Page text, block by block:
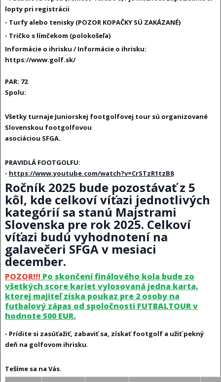
lopty pri registrácii
- Turfy alebo tenisky (POZOR KOPAČKY SÚ ZAKÁZANÉ)
- Tričko s límčekom (polokošeľa)
Informácie o ihrisku / Informácie o ihrisku:
https://www.golf.sk/
PAR: 72
Spolu:
Všetky turnaje Juniorskej footgolfovej tour sú organizované
Slovenskou footgolfovou
asociáciou SFGA.
PRAVIDLÁ FOOTGOLFU:
- https://www.youtube.com/watch?v=CrSTzR1tzB8
Ročník 2025 bude pozostávať z 5
kôl, kde celkoví víťazi jednotlivých
kategórií sa stanú Majstrami
Slovenska pre rok 2025. Celkoví
víťazi budú vyhodnotení na
galavečeri SFGA v mesiaci
december.
POZOR!!! Po skončení finálového kola bude zo
všetkých score kariet vylosovaná jedna karta,
ktorej majiteľ získa poukaz pre 2 osoby na
futbalový zápas od spoločnosti FUTBALTOUR v
hodnote 500 EUR.
- Prídite si zasúťažiť, zabaviť sa, získať footgolf a užiť pekný
deň na golfovom ihrisku.
Tešíme sa na Vás.